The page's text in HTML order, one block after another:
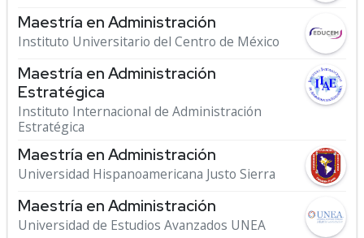
Maestría en Administración
Instituto Universitario del Centro de México
Maestría en Administración
Estratégica
Instituto Internacional de Administración
Estratégica
Maestría en Administración
Universidad Hispanoamericana Justo Sierra
Maestría en Administración
Universidad de Estudios Avanzados UNEA